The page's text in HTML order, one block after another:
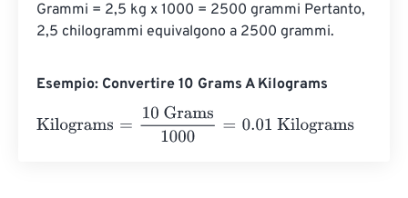
Grammi = 2,5 kg x 1000 = 2500 grammi Pertanto,
2,5 chilogrammi equivalgono a 2500 grammi.
Esempio: Convertire 10 Grams A Kilograms
Kilograms
10 Grams1000= Kilograms